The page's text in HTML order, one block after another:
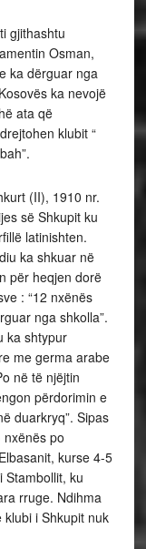
gjithashtu
Osman,
ka dërguar nga
ka nevojë
ata që
klubit “
(II), 1910 nr.
së Shkupit ku
latinishten.
ka shkuar në
për heqjen dorë
: “12 nxënës
nga shkolla”.
ka shtypur
me germa arabe
në të njëjtin
përdorimin e
duarkryq”. Sipas
nxënës po
kurse 4-5
Stambollit, ku
rruge. Ndihma
i Shkupit nuk